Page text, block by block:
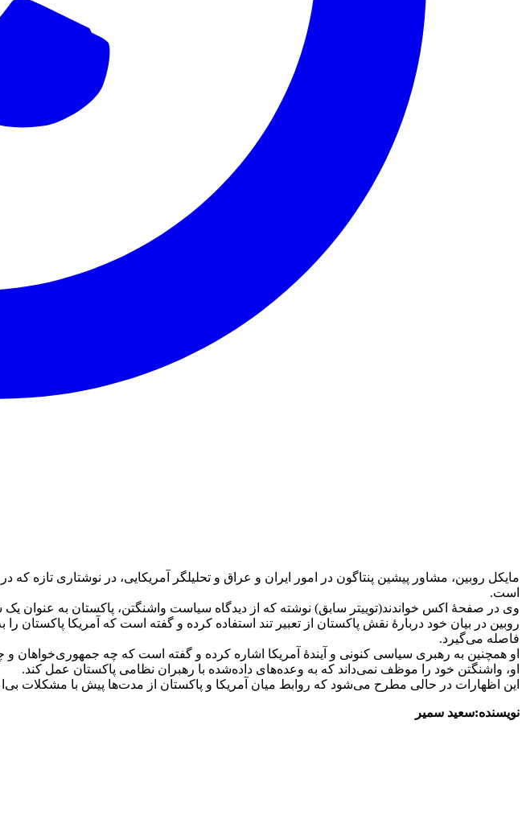
مایکل روبین، مشاور پیشین پنتاگون در امور ایران و عراق و تحلیلگر آمریکایی، در نوشتاری تازه
است.
وی در صفحهٔ اکس خواندند(توییتر سابق) نوشته که از دیدگاه سیاست واشنگتن، پاکستان به
روبین در بیان خود دربارهٔ نقش پاکستان از تعبیر تند استفاده کرده و گفته است که آمریکا
فاصله می‌گیرد.
او همچنین به رهبری سیاسی کنونی و آیندهٔ آمریکا اشاره کرده و گفته است که چه
او، واشنگتن خود را موظف نمی‌داند که به وعده‌های داده‌شده با رهبران نظامی پاکستان عمل کند.
این اظهارات در حالی مطرح می‌شود که روابط میان آمریکا و پاکستان از مدت‌ها پیش با مشکلات
نویسنده:سعید سمیر